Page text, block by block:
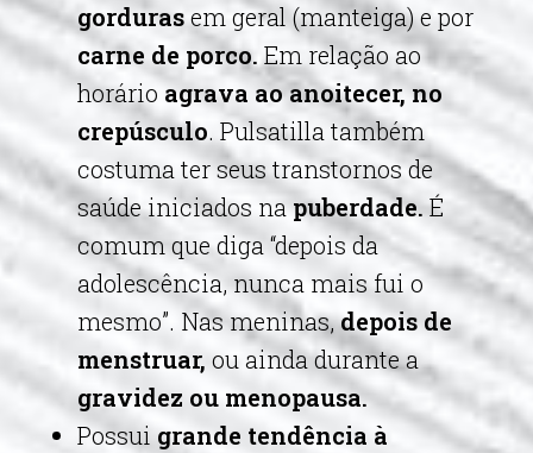
gordurasem geral (manteiga) e por
carne de porco. Em relação ao
horário agrava ao anoitecer, no
crepúsculo. Pulsatilla também
costuma ter seus transtornos de
saúde iniciados napuberdade.É
comum que diga “depois da
adolescência, nunca mais fui o
mesmo”. Nas meninas,depois de
menstruar, ou ainda durante a
gravidez ou menopausa.
Possuigrande tendência à